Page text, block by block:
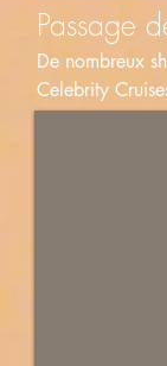
Passage
De nombreux
Celebrity